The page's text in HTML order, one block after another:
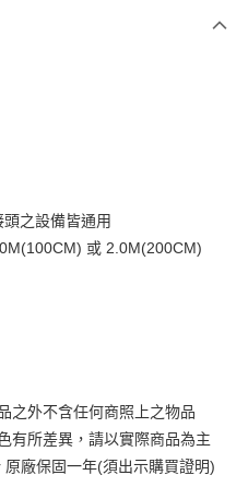
用戶可立即使用無須另外申請。
成立後會自動跳轉到大哥付的交易
數、繳款截止日，確認付款後即完
依後續交易確認頁面所載為準。
易或遇審核未通過，訂單將自動取
示未達大哥付你分期系統評分，恕無
款」的支付方式。 讓您購物簡單
不需儲值。
即可結帳。
之設備皆通用
或 2.0M(200CM)
之外不含任何商照上之物品
有所差異，請以實際商品為主
廠保固一年(須出示購買證明)